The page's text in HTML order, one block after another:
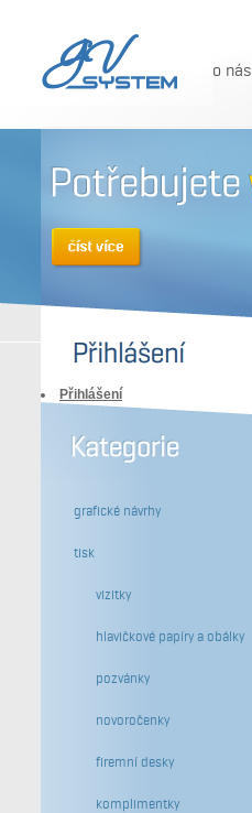
o nás
Přihlášení
grafické návrhy
tisk
vizitky
hlavičkové papíry a obálky
pozvánky
novoročenky
firemní desky
komplimentky